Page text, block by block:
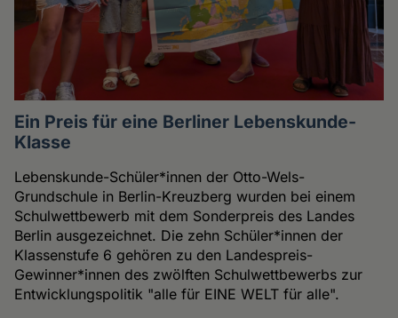
Ein Preis für eine Berliner Lebenskunde-
Klasse
Lebenskunde-Schüler*innen der Otto-Wels-
Grundschule in Berlin-Kreuzberg wurden bei einem
Schulwettbewerb mit dem Sonderpreis des Landes
Berlin ausgezeichnet. Die zehn Schüler*innen der
Klassenstufe 6 gehören zu den Landespreis-
Gewinner*innen des zwölften Schulwettbewerbs zur
Entwicklungspolitik "alle für EINE WELT für alle".